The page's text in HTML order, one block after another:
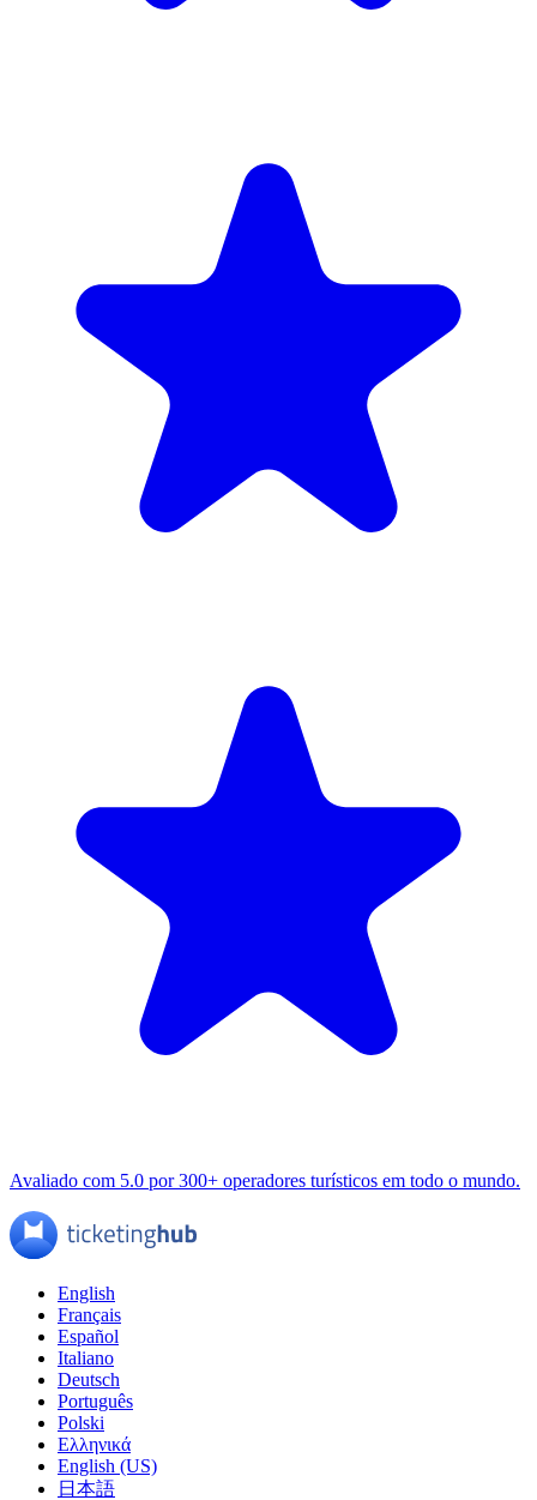
Avaliado com 5.0 por 300+ operadores turísticos em todo o mundo.
English
Français
Español
Italiano
Deutsch
Português
Polski
Ελληνικά
English (US)
日本語